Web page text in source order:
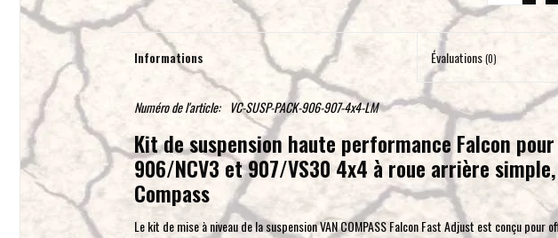
Informations Évaluations(0)
Numéro de l'article: VC-SUSP-PACK-906-907-4x4-LM
Kit de suspension haute performance Falcon
906/NCV3 et 907/VS30 4x4 à roue arrière
Compass
Le kit de mise à niveau de la suspension VAN COMPASS Falcon Fast Adjust est conçu